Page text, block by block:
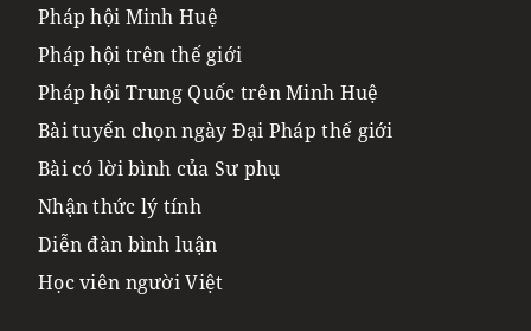
Pháp hội Minh Huệ
Pháp hội trên thế giới
Pháp hội Trung Quốc trên Minh Huệ
Bài tuyển chọn ngày Đại Pháp thế giới
Bài có lời bình của Sư phụ
Nhận thức lý tính
Diễn đàn bình luận
Học viên người Việt